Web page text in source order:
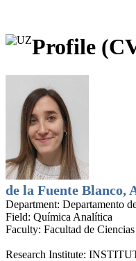
Profile
de la Fuente Blanco,
Department: Departamento
Field: Química Analítica
Faculty: Facultad de Ciencias
Research Institute: